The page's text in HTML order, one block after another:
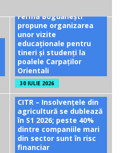
Ferma Bogdănești
propune organizarea
unor vizite
educaționale pentru
tineri și studenți la
poalele Carpaților
Orientali
30 IULIE 2026
CITR – Insolvențele din
agricultură se dublează
în S1 2026; peste 40%
dintre companiile mari
din sector sunt în risc
financiar